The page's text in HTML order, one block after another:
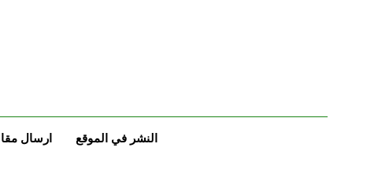
النشر في الموقع ارسال